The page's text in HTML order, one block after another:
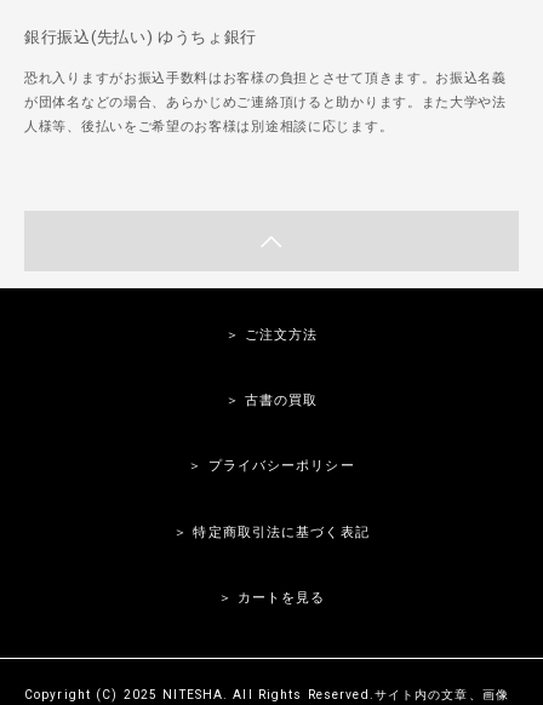
銀行振込(先払い) ゆうちょ銀行
恐れ入りますがお振込手数料はお客様の負担とさせて頂きます。お振込名義
が団体名などの場合、あらかじめご連絡頂けると助かります。また大学や法
人様等、後払いをご希望のお客様は別途相談に応じます。
＞ ご注文方法
＞ 古書の買取
＞ プライバシーポリシー
＞ 特定商取引法に基づく表記
＞ カートを見る
Copyright (C) 2025 NITESHA. All Rights Reserved.サイト内の文章、画像